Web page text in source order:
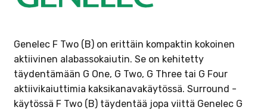
Genelec F Two (B) on erittäin kompaktin kokoinen
aktiivinen alabassokaiutin. Se on kehitetty
täydentämään G One, G Two, G Three tai G Four
aktiivikaiuttimia kaksikanavakäytössä. Surround -
käytössä F Two (B) täydentää jopa viittä Genelec G